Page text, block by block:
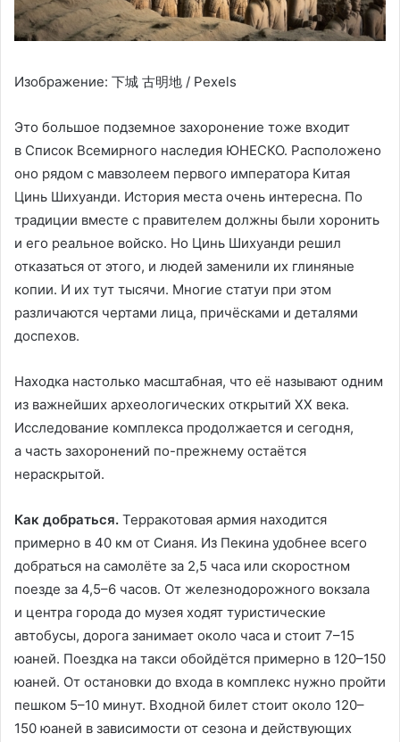
Изображение: 下城 古明地 / Pexels
Это большое подземное захоронение тоже входит
в Список Всемирного наследия ЮНЕСКО. Расположено
оно рядом с мавзолеем первого императора Китая
Цинь Шихуанди. История места очень интересна. По
традиции вместе с правителем должны были хоронить
и его реальное войско. Но Цинь Шихуанди решил
отказаться от этого, и людей заменили их глиняные
копии. И их тут тысячи. Многие статуи при этом
различаются чертами лица, причёсками и деталями
доспехов.
Находка настолько масштабная, что её называют одним
из важнейших археологических открытий XX века.
Исследование комплекса продолжается и сегодня,
а часть захоронений по-прежнему остаётся
нераскрытой.
Как добраться. Терракотовая армия находится
примерно в 40 км от Сианя. Из Пекина удобнее всего
добраться на самолёте за 2,5 часа или скоростном
поезде за 4,5–6 часов. От железнодорожного вокзала
и центра города до музея ходят туристические
автобусы, дорога занимает около часа и стоит 7–15
юаней. Поездка на такси обойдётся примерно в 120–150
юаней. От остановки до входа в комплекс нужно пройти
пешком 5–10 минут. Входной билет стоит около 120–
150 юаней в зависимости от сезона и действующих